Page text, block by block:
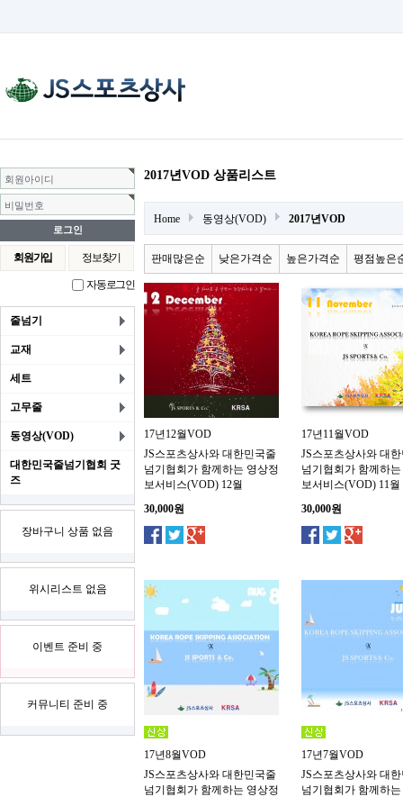
회원아이디
비밀번호
회원가입 정보찾기
자동로그인
줄넘기
교재
세트
고무줄
동영상(VOD)
대한민국줄넘기협회 굿
즈
장바구니 상품 없음
위시리스트 없음
이벤트 준비 중
커뮤니티 준비 중
2017년VOD 상품리스트
Home 동영상(VOD) 2017년VOD
판매많은순 낮은가격순 높은가격순 평점높은
17년12월VOD
JS스포츠상사와 대한민국줄
넘기협회가 함께하는 영상정
보서비스(VOD) 12월
30,000원
17년11월VOD
JS스포츠상사와 대
넘기협회가 함께하
보서비스(VOD) 11월
30,000원
17년8월VOD
JS스포츠상사와 대한민국줄
넘기협회가 함께하는 영상정
17년7월VOD
JS스포츠상사와 대
넘기협회가 함께하